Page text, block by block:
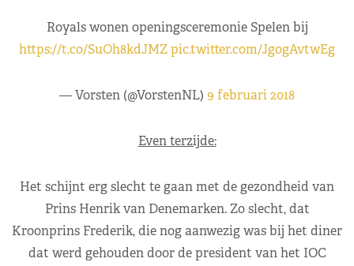
Royals wonen openingsceremonie Spelen bij
https://t.co/SuOh8kdJMZpic.twitter.com/JgogAvtwEg
— Vorsten (@VorstenNL) 9 februari 2018
Even terzijde:
Het schijnt erg slecht te gaan met de gezondheid van
Prins Henrik van Denemarken. Zo slecht, dat
Kroonprins Frederik, die nog aanwezig was bij het diner
dat werd gehouden door de president van het IOC